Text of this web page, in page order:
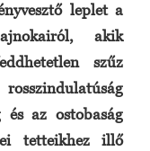
leplet a
akik
szűz
az ostobaság
tetteikhez illő